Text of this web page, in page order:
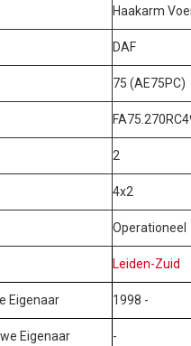
Haakarm
DAF
75 (AE75PC)
2
4x2
Operationeel
Leiden-Zuid
Eigenaar 1998 -
Eigenaar -